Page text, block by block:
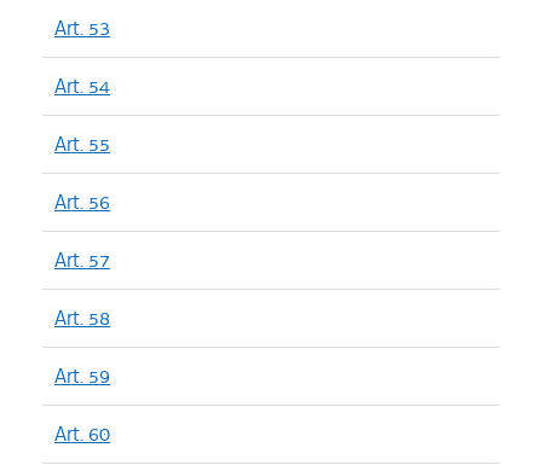
Art. 53
Art. 54
Art. 55
Art. 56
Art. 57
Art. 58
Art. 59
Art. 60